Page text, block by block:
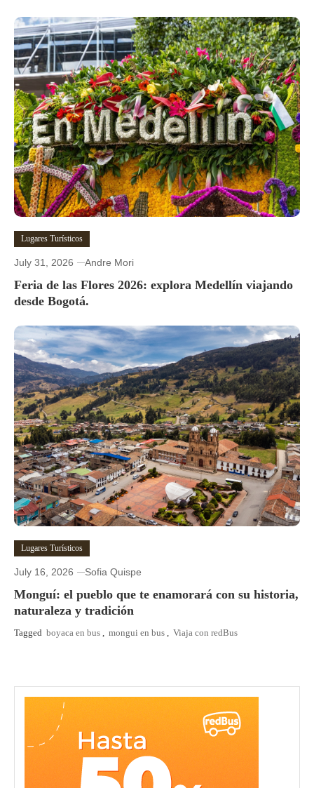
Lugares Turísticos
July 31, 2026 Andre Mori
Feria de las Flores 2026: explora Medellín viajando
desde Bogotá.
Lugares Turísticos
July 16, 2026 Sofia Quispe
Monguí: el pueblo que te enamorará con su historia,
naturaleza y tradición
Tagged boyaca en bus mongui en bus Viaja con redBus